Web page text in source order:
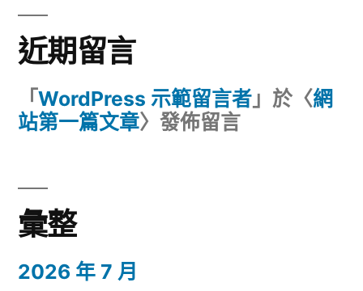
近期留言
「 WordPress 示範留言者 」於〈網
站第一篇文章〉發佈留言
彙整
2026 年 7 月